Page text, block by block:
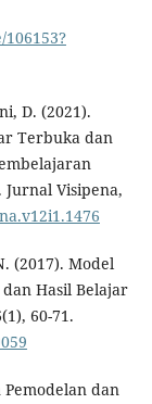
D. (2021).
Terbuka dan
Visipena,
(2017). Model
Hasil Belajar
60-71.
Pemodelan dan